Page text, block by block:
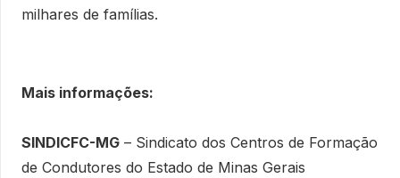
milhares de famílias.
Mais informações:
SINDICFC-MG – Sindicato dos Centros de Formação
de Condutores do Estado de Minas Gerais